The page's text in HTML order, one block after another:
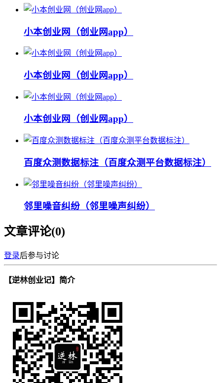
小本创业网（创业网app）
小本创业网（创业网app）
小本创业网（创业网app）
百度众测数据标注（百度众测平台数据标注）
邻里噪音纠纷（邻里噪声纠纷）
文章评论(0)
登录后参与讨论
【逆林创业记】简介